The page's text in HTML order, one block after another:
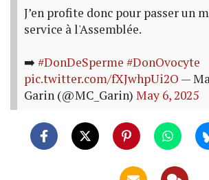
J’en profite donc pour passer un
service à l'Assemblée.
➡️ #DonDeSperme #DonOvocyte
pic.twitter.com/fXJwhpUi2O —
Garin (@MC_Garin) May 6, 2025